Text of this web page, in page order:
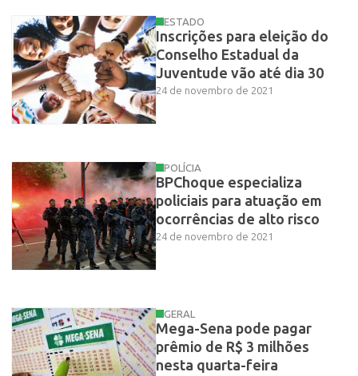
ESTADO
Inscrições para eleição do
Conselho Estadual da
Juventude vão até dia 30
24 de novembro de 2021
POLÍCIA
BPChoque especializa
policiais para atuação em
ocorrências de alto risco
24 de novembro de 2021
GERAL
Mega-Sena pode pagar
prêmio de R$ 3 milhões
nesta quarta-feira